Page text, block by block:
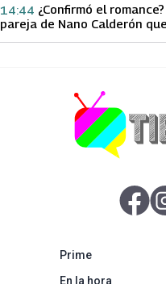
¿Confirmó el
pareja de Nano Calderón
14:44
Primeabre en
En la horaabre en